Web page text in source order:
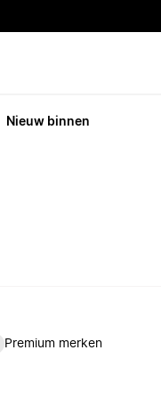
Nieuw binnen
Premium merken